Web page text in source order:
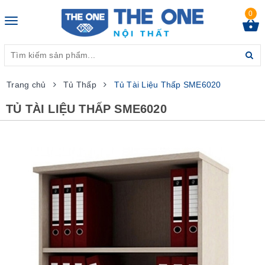
Toggle
0
Trang chủ Tủ Thấp Tủ Tài Liệu Thấp SME6020
TỦ TÀI LIỆU THẤP SME6020